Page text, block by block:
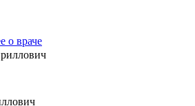
о враче